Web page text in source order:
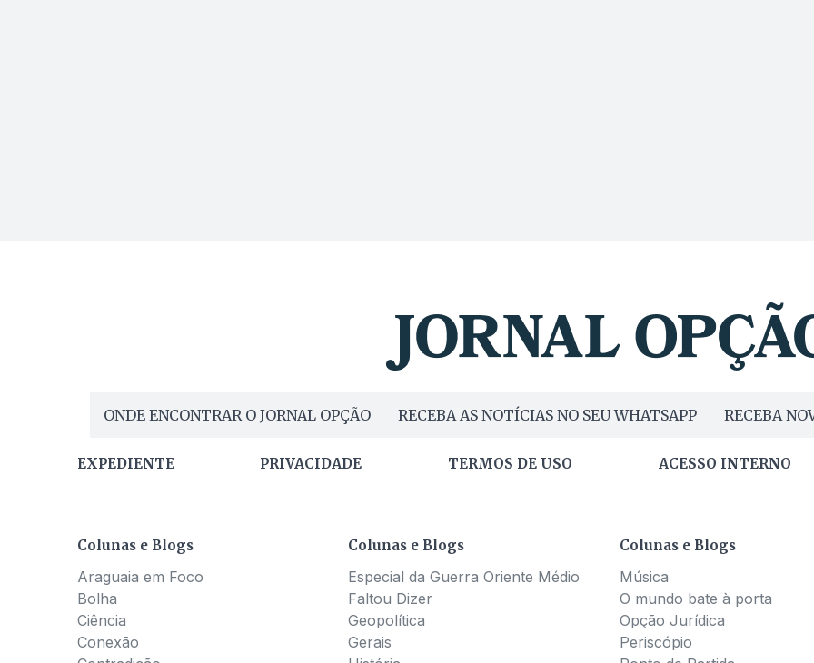
ONDE ENCONTRAR O JORNAL OPÇÃO RECEBA AS NOTÍCIAS NO SEU WHATSAPP RECEBA
EXPEDIENTE PRIVACIDADE TERMOS DE USO ACESSO INTERNO
Colunas e Blogs
Araguaia em Foco
Bolha
Ciência
Conexão
Colunas e Blogs
Especial da Guerra Oriente Médio
Faltou Dizer
Geopolítica
Gerais
Colunas e Blogs
Música
O mundo bate à porta
Opção Jurídica
Periscópio